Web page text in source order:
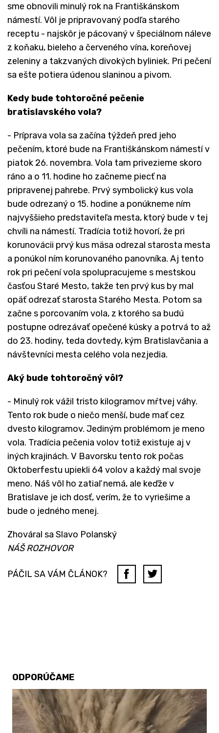
sme obnovili minulý rok na Františkánskom
námestí. Vôl je pripravovaný podľa starého
receptu - najskôr je pácovaný v špeciálnom náleve
z koňaku, bieleho a červeného vína, koreňovej
zeleniny a takzvaných divokých byliniek. Pri pečení
sa ešte potiera údenou slaninou a pivom.
Kedy bude tohtoročné pečenie
bratislavského vola?
- Príprava vola sa začína týždeň pred jeho
pečením, ktoré bude na Františkánskom námestí v
piatok 26. novembra. Vola tam privezieme skoro
ráno a o 11. hodine ho začneme piecť na
pripravenej pahrebe. Prvý symbolický kus vola
bude odrezaný o 15. hodine a ponúkneme ním
najvyššieho predstaviteľa mesta, ktorý bude v tej
chvíli na námestí. Tradícia totiž hovorí, že pri
korunovácii prvý kus mäsa odrezal starosta mesta
a ponúkol ním korunovaného panovníka. Aj tento
rok pri pečení vola spolupracujeme s mestskou
časťou Staré Mesto, takže ten prvý kus by mal
opäť odrezať starosta Starého Mesta. Potom sa
začne s porcovaním vola, z ktorého sa budú
postupne odrezávať opečené kúsky a potrvá to až
do 23. hodiny, teda dovtedy, kým Bratislavčania a
návštevníci mesta celého vola nezjedia.
Aký bude tohtoročný vôl?
- Minulý rok vážil tristo kilogramov mŕtvej váhy.
Tento rok bude o niečo menší, bude mať cez
dvesto kilogramov. Jediným problémom je meno
vola. Tradícia pečenia volov totiž existuje aj v
iných krajinách. V Bavorsku tento rok počas
Oktoberfestu upiekli 64 volov a každý mal svoje
meno. Náš vôl ho zatiaľ nemá, ale keďže v
Bratislave je ich dosť, verím, že to vyriešime a
bude o jedného menej.
Zhováral sa Slavo Polanský
NÁŠ ROZHOVOR
PÁČIL SA VÁM ČLÁNOK?
ODPORÚČAME